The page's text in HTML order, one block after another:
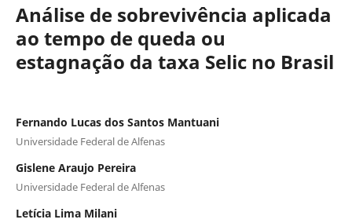
Análise de sobrevivência aplicada
ao tempo de queda ou
estagnação da taxa Selic no Brasil
Fernando Lucas dos Santos Mantuani
Universidade Federal de Alfenas
Gislene Araujo Pereira
Universidade Federal de Alfenas
Letícia Lima Milani